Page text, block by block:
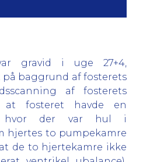
gravid i uge 27+4,
baggrund af fosterets
af fosterets
at fosteret havde en
hvor der var hul i
hjertes to pumpekamre
de to hjertekamre ikke